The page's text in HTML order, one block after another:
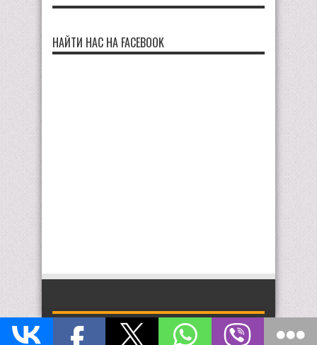
НАЙТИ НАС НА FACEBOOK